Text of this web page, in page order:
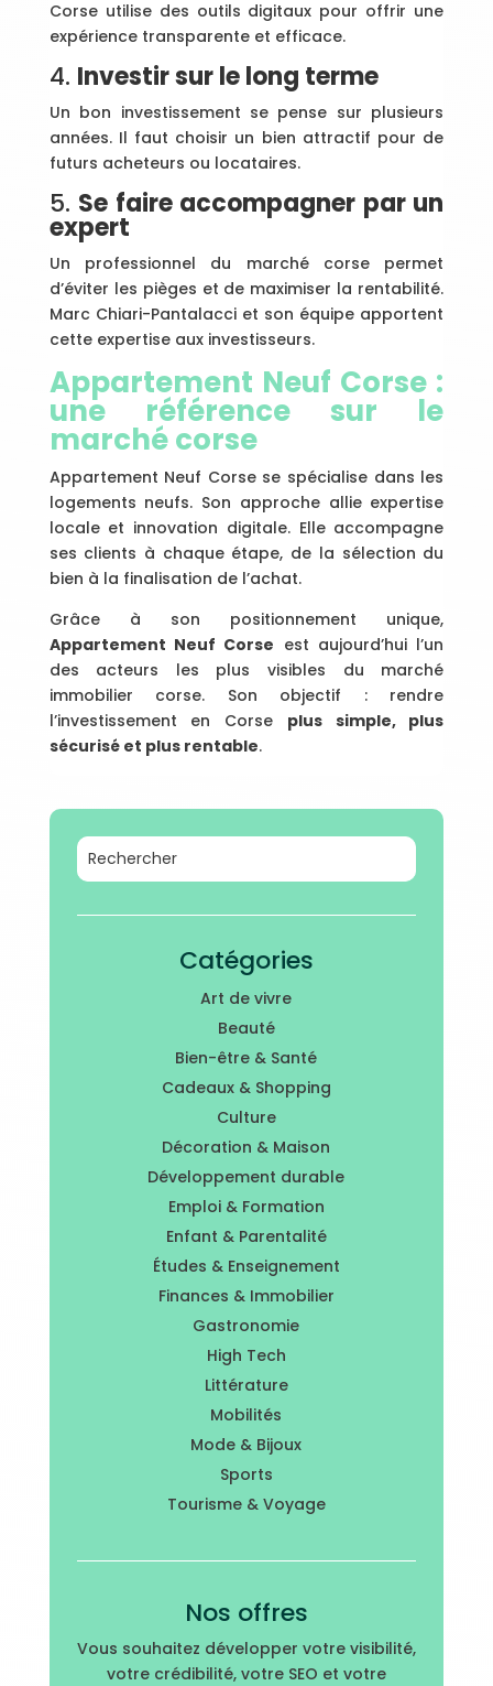
Corse utilise des outils digitaux pour offrir une
expérience transparente et efficace.
4. Investir sur le long terme
Un bon investissement se pense sur plusieurs
années. Il faut choisir un bien attractif pour de
futurs acheteurs ou locataires.
5. Se faire accompagner par un
expert
Un professionnel du marché corse permet
d’éviter les pièges et de maximiser la rentabilité.
Marc Chiari-Pantalacci et son équipe apportent
cette expertise aux investisseurs.
Appartement Neuf Corse :
une référence sur le
marché corse
Appartement Neuf Corse se spécialise dans les
logements neufs. Son approche allie expertise
locale et innovation digitale. Elle accompagne
ses clients à chaque étape, de la sélection du
bien à la finalisation de l’achat.
Grâce à son positionnement unique,
Appartement Neuf Corse est aujourd’hui l’un
des acteurs les plus visibles du marché
immobilier corse. Son objectif : rendre
l’investissement en Corse plus simple, plus
sécurisé et plus rentable.
Catégories
Art de vivre
Beauté
Bien-être & Santé
Cadeaux & Shopping
Culture
Décoration & Maison
Développement durable
Emploi & Formation
Enfant & Parentalité
Études & Enseignement
Finances & Immobilier
Gastronomie
High Tech
Littérature
Mobilités
Mode & Bijoux
Sports
Tourisme & Voyage
Nos offres
Vous souhaitez développer votre visibilité,
votre crédibilité, votre SEO et votre